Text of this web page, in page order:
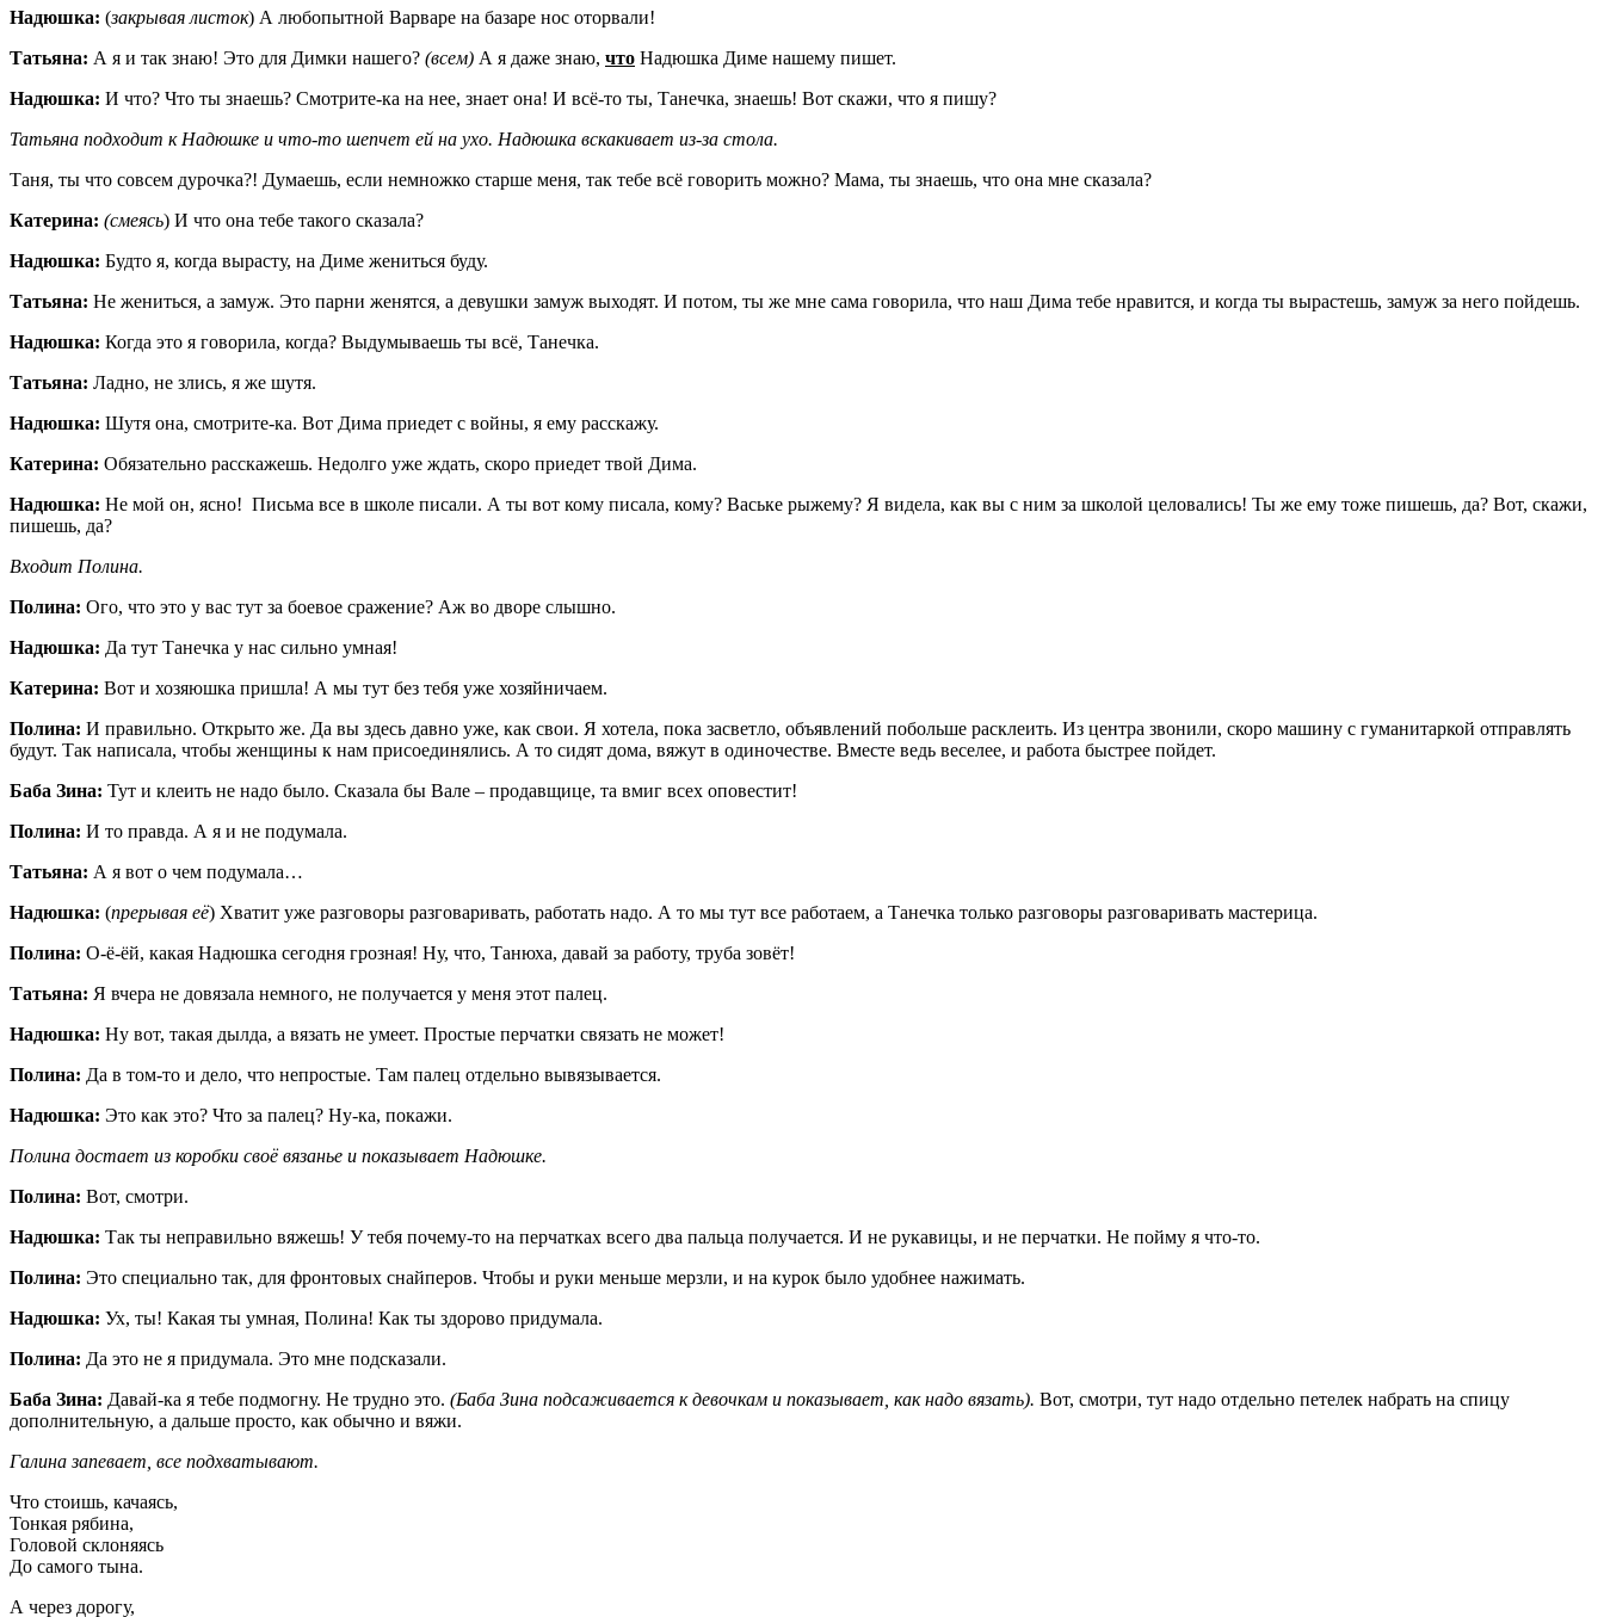
Надюшка: (закрывая листок) А любопытной Варваре на базаре нос оторвали!
Татьяна: А я и так знаю! Это для Димки нашего? (всем) А я даже знаю, что Надюшка Диме нашему пишет.
Надюшка: И что? Что ты знаешь? Смотрите-ка на нее, знает она! И всё-то ты, Танечка, знаешь! Вот скажи, что я пишу?
Татьяна подходит к Надюшке и что-то шепчет ей на ухо. Надюшка вскакивает из-за стола.
Таня, ты что совсем дурочка?! Думаешь, если немножко старше меня, так тебе всё говорить можно? Мама, ты знаешь, что она мне сказала?
Катерина: (смеясь) И что она тебе такого сказала?
Надюшка: Будто я, когда вырасту, на Диме жениться буду.
Татьяна: Не жениться, а замуж. Это парни женятся, а девушки замуж выходят. И потом, ты же мне сама говорила, что наш Дима тебе нравится, и когда ты вырастешь, замуж за него пойдешь.
Надюшка: Когда это я говорила, когда? Выдумываешь ты всё, Танечка.
Татьяна: Ладно, не злись, я же шутя.
Надюшка: Шутя она, смотрите-ка. Вот Дима приедет с войны, я ему расскажу.
Катерина: Обязательно расскажешь. Недолго уже ждать, скоро приедет твой Дима.
Надюшка: Не мой он, ясно! Письма все в школе писали. А ты вот кому писала, кому? Ваське рыжему? Я видела, как вы с ним за школой целовались! Ты же ему тоже пишешь, да? Вот, скажи,
пишешь, да?
Входит Полина.
Полина: Ого, что это у вас тут за боевое сражение? Аж во дворе слышно.
Надюшка: Да тут Танечка у нас сильно умная!
Катерина: Вот и хозяюшка пришла! А мы тут без тебя уже хозяйничаем.
Полина: И правильно. Открыто же. Да вы здесь давно уже, как свои. Я хотела, пока засветло, объявлений побольше расклеить. Из центра звонили, скоро машину с гуманитаркой отправлять
будут. Так написала, чтобы женщины к нам присоединялись. А то сидят дома, вяжут в одиночестве. Вместе ведь веселее, и работа быстрее пойдет.
Баба Зина: Тут и клеить не надо было. Сказала бы Вале – продавщице, та вмиг всех оповестит!
Полина: И то правда. А я и не подумала.
Татьяна: А я вот о чем подумала…
Надюшка: (прерывая её) Хватит уже разговоры разговаривать, работать надо. А то мы тут все работаем, а Танечка только разговоры разговаривать мастерица.
Полина: О-ё-ёй, какая Надюшка сегодня грозная! Ну, что, Танюха, давай за работу, труба зовёт!
Татьяна: Я вчера не довязала немного, не получается у меня этот палец.
Надюшка: Ну вот, такая дылда, а вязать не умеет. Простые перчатки связать не может!
Полина: Да в том-то и дело, что непростые. Там палец отдельно вывязывается.
Надюшка: Это как это? Что за палец? Ну-ка, покажи.
Полина достает из коробки своё вязанье и показывает Надюшке.
Полина: Вот, смотри.
Надюшка: Так ты неправильно вяжешь! У тебя почему-то на перчатках всего два пальца получается. И не рукавицы, и не перчатки. Не пойму я что-то.
Полина: Это специально так, для фронтовых снайперов. Чтобы и руки меньше мерзли, и на курок было удобнее нажимать.
Надюшка: Ух, ты! Какая ты умная, Полина! Как ты здорово придумала.
Полина: Да это не я придумала. Это мне подсказали.
Баба Зина: Давай-ка я тебе подмогну. Не трудно это. (Баба Зина подсаживается к девочкам и показывает, как надо вязать). Вот, смотри, тут надо отдельно петелек набрать на спицу
дополнительную, а дальше просто, как обычно и вяжи.
Галина запевает, все подхватывают.
Что стоишь, качаясь,
Тонкая рябина,
Головой склоняясь
До самого тына.
А через дорогу,